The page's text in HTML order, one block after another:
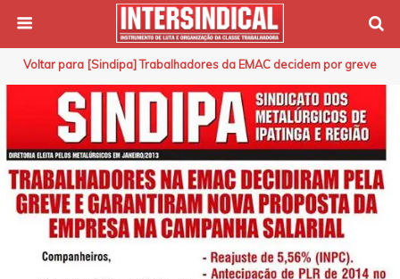
Voltar para [Sindipa] Trabalhadores da EMAC decidem por greve